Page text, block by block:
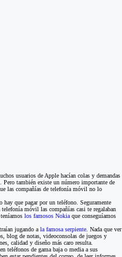
usuarios de Apple hacían colas y demandas
Pero también existe un número importante de
las compañías de telefonía móvil no lo
hay que pagar por un teléfono. Seguramente
telefonía móvil las compañías casi te regalaban
los famosos Nokia que conseguíamos
jugando a la famosa serpiente . Nada que ver
blog de notas, videoconsolas de juegos y
calidad y diseño más caro resulta.
teléfonos de gama baja o media a sus